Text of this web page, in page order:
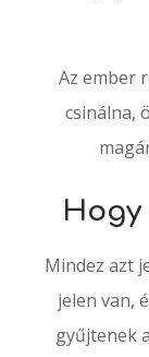
Az ember
csinálna,
Hogy
Mindez azt
jelen van,
gyűjtenek